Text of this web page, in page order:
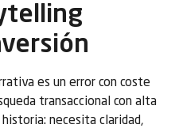
es un error con coste
transaccional con alta
necesita claridad,